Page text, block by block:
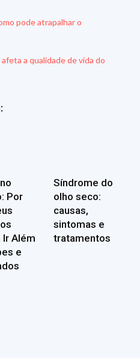
pode atrapalhar o
a qualidade de vida do
Por
Ir Além
e
Síndrome do
olho seco:
causas,
sintomas e
tratamentos